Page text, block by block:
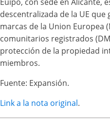
descentralizada de la UE
marcas de la Union Europea
comunitarios registrados
protección de la propiedad
miembros.
Fuente: Expansión.
Link a la nota original.